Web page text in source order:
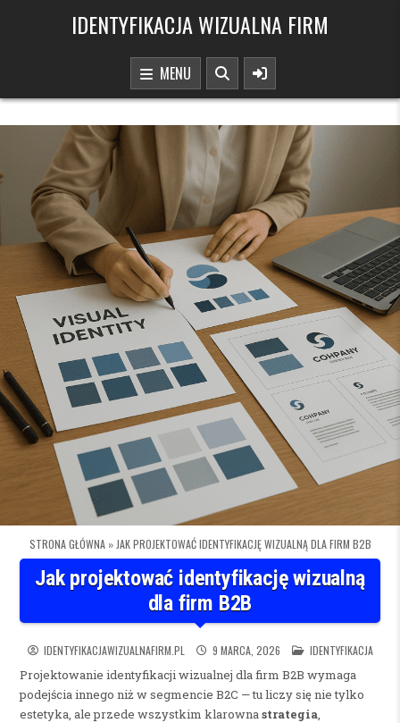
IDENTYFIKACJA WIZUALNA FIRM
MENU
STRONA GŁÓWNA» JAK PROJEKTOWAĆ IDENTYFIKACJĘ WIZUALNĄ DLA FIRM B2B
Jak projektować identyfikację wizualną
dla firm B2B
IDENTYFIKACJAWIZUALNAFIRM.PL 9 MARCA, 2026 POSTED IN
IDENTYFIKACJA
Projektowanie identyfikacji wizualnej dla firm B2B wymaga
podejścia innego niż w segmencie B2C — tu liczy się nie tylko
estetyka, ale przede wszystkim klarownastrategia,